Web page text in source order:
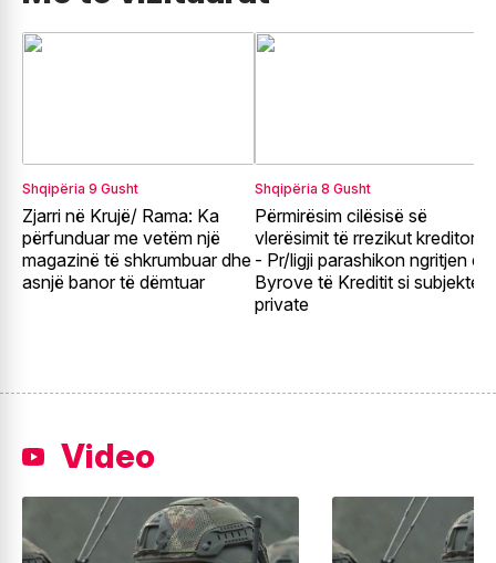
Shqipëria 9 Gusht
Zjarri në Krujë/ Rama: Ka
përfunduar me vetëm një
magazinë të shkrumbuar dhe
asnjë banor të dëmtuar
Shqipëria 8 Gusht
Përmirësim cilësisë së
vlerësimit të rrezikut kreditor
- Pr/ligji parashikon ngritjen e
Byrove të Kreditit si subjekte
private
Video